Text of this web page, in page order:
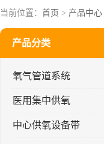
当前位置： 首页 > 产品中心
产品分类
氧气管道系统
医用集中供氧
中心供氧设备带